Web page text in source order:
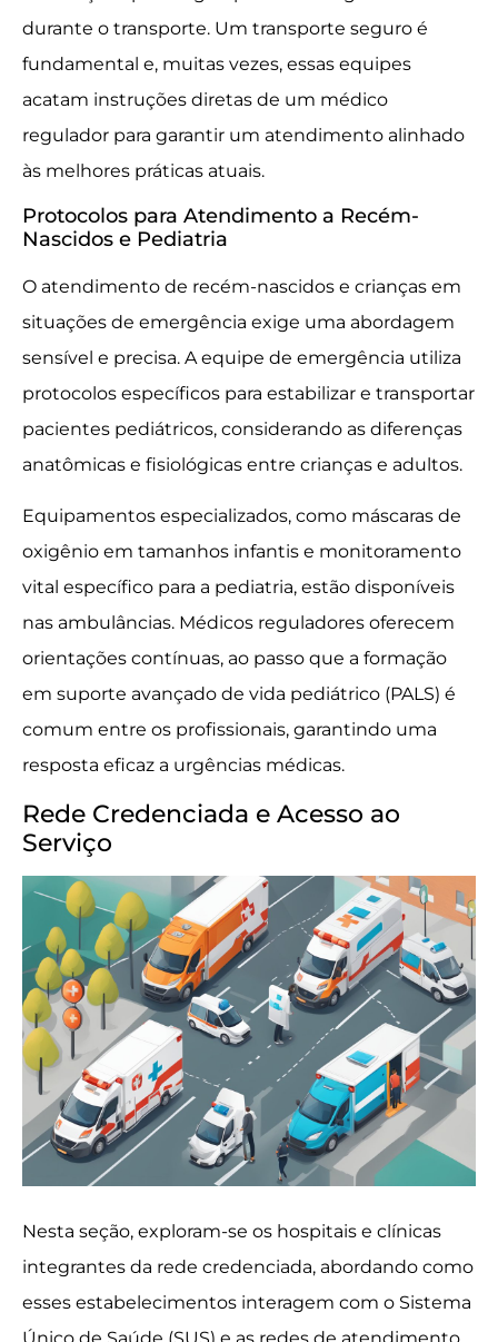
durante o transporte. Um transporte seguro é
fundamental e, muitas vezes, essas equipes
acatam instruções diretas de um médico
regulador para garantir um atendimento alinhado
às melhores práticas atuais.
Protocolos para Atendimento a Recém-
Nascidos e Pediatria
O atendimento de recém-nascidos e crianças em
situações de emergência exige uma abordagem
sensível e precisa. A equipe de emergência utiliza
protocolos específicos para estabilizar e transportar
pacientes pediátricos, considerando as diferenças
anatômicas e fisiológicas entre crianças e adultos.
Equipamentos especializados, como máscaras de
oxigênio em tamanhos infantis e monitoramento
vital específico para a pediatria, estão disponíveis
nas ambulâncias. Médicos reguladores oferecem
orientações contínuas, ao passo que a formação
em suporte avançado de vida pediátrico (PALS) é
comum entre os profissionais, garantindo uma
resposta eficaz a urgências médicas.
Rede Credenciada e Acesso ao
Serviço
Nesta seção, exploram-se os hospitais e clínicas
integrantes da rede credenciada, abordando como
esses estabelecimentos interagem com o Sistema